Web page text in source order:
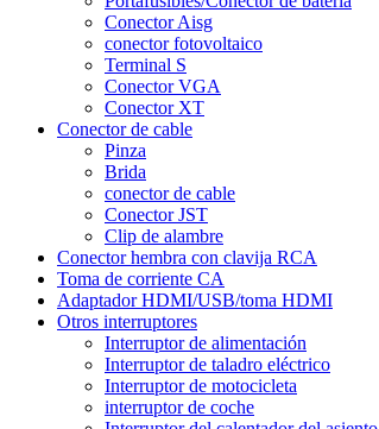
Conector Aisg
conector fotovoltaico
Terminal S
Conector VGA
Conector XT
Conector de cable
Pinza
Brida
conector de cable
Conector JST
Clip de alambre
Conector hembra con clavija RCA
Toma de corriente CA
Adaptador HDMI/USB/toma HDMI
Otros interruptores
Interruptor de alimentación
Interruptor de taladro eléctrico
Interruptor de motocicleta
interruptor de coche